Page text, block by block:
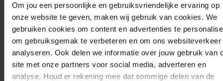
Om jou een persoonlijke en gebruiksvriendelijke ervaring op
onze website te geven, maken wij gebruik van cookies. We
gebruiken cookies om content en advertenties te
om gebruiksgemak te verbeteren en om ons websiteverkeer
analyseren. Ook delen we informatie over jouw gebruik van
site met onze partners voor social media, adverteren en
analyse. Houd er rekening mee dat sommige delen van de
geknipt aan de hand van een mal. Elke tas heeft een
eigen design en dus ook een eigen mal. Het
materiaal wordt dan geperst en geëgaliseerd, zodat
de tas onder de naaimachine in elkaar kan worden
gezet. De ritsen worden erin gezet en ook de labels
eraan gemaakt. Dit hele proces gebeurt handmatig